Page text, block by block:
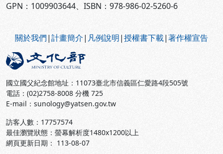
GPN：1009903644、ISBN：978-986-02-5260-6
關於我們|計畫簡介| 凡例說明|授權書下載|著作權宣告
國立國父紀念館地址：11073臺北市信義區仁愛路4段505號
電話：(02)2758-8008 分機 725
E-mail：sunology@yatsen.gov.tw
訪客人數： 17757574
最佳瀏覽狀態：螢幕解析度1480x1200以上
網頁更新日期： 113-08-07